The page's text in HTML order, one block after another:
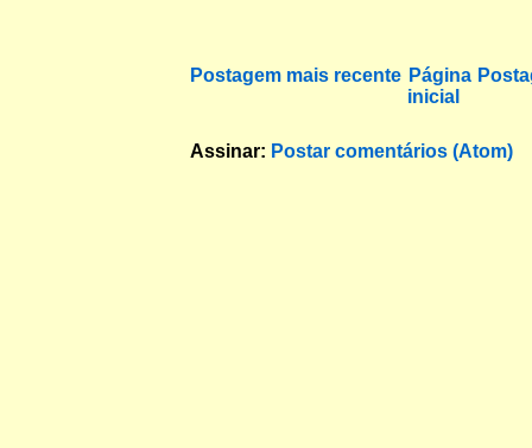
Postagem mais recente Página
inicial
Assinar: Postar comentários (Atom)